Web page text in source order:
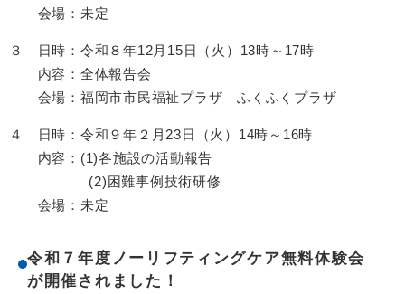
会場：未定
３ 日時：令和８年12月15日（火）13時～17時
内容：全体報告会
会場：福岡市市民福祉プラザ ふくふくプラザ
４ 日時：令和９年２月23日（火）14時～16時
内容：(1)各施設の活動報告
(2)困難事例技術研修
会場：未定
令和７年度ノーリフティングケア無料体験会
が開催されました！